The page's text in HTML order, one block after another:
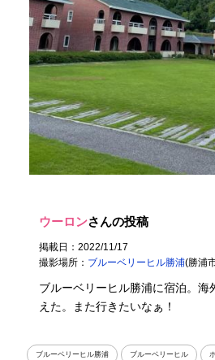
ウーロンさんの投稿
掲載日：2022/11/17
撮影場所： ブルーベリーヒル勝浦(勝浦
ブルーベリーヒル勝浦に宿泊。海
えた。また行きたいなぁ！
ブルーベリーヒル勝浦 ブルーベリーヒル